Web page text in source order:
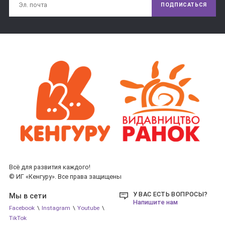
Подборка наших истории принесет огромную пользу для
развития ребенка, а также поможет еще и сблизится
В раздел «Поучительные истории» вошли глубокие по
содержанию, но при этом интересные и доступные детям
младшего возраста рассказы о дружбе, правде,
храбрости, честности и многих других прекрасных
качествах. Веками они не теряют своей мудрости и
простоты. И сегодня в этих историях можно найти ответы
на многие важные вопросы, которые встают перед каждым
ПОДПИСАТЬСЯ
Всё для развития каждого!
© ИГ «Кенгуру». Все права защищены
У ВАС ЕСТЬ ВОПРОСЫ?
Напишите нам
Мы в сети
Facebook \ Instagram \ Youtube \
TikTok